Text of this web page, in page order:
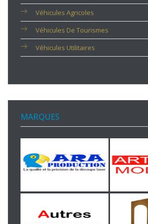
Véhicules Agricoles
Véhicules De Tourismes
Véhicules Utilitaires
MARQUES